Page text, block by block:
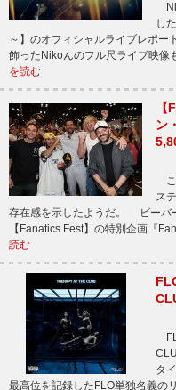
し
～】のオフィシャルライブレポー
飾ったNikoんのフル尺ライブ映
を読む
ン
こ
ス
存在感を示したようだ。 ビーバ
【Fanatics Fest】の特別企画『
読む
タ
最高位を記録したFLO単独名義の